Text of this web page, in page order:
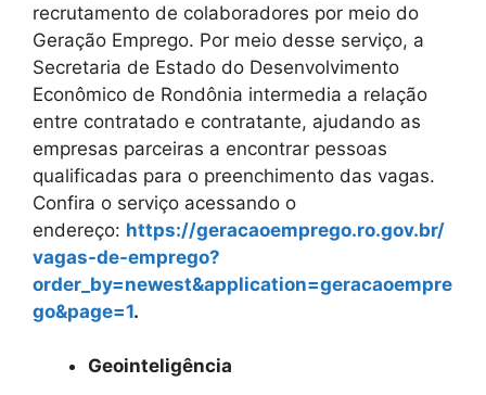
recrutamento de colaboradores por meio do
Geração Emprego. Por meio desse serviço, a
Secretaria de Estado do Desenvolvimento
Econômico de Rondônia intermedia a relação
entre contratado e contratante, ajudando as
empresas parceiras a encontrar pessoas
qualificadas para o preenchimento das vagas.
Confira o serviço acessando o
endereço: https://geracaoemprego.ro.gov.br/
vagas-de-emprego?
order_by=newest&application=geracaoempre
go&page=1.
Geointeligência